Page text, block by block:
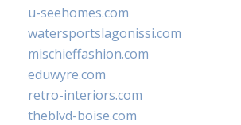
u-seehomes.com
watersportslagonissi.com
mischieffashion.com
eduwyre.com
retro-interiors.com
theblvd-boise.com